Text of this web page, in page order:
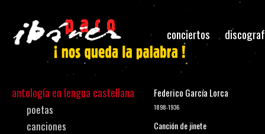
conciertos
Federico García Lorca
1898-1936
Canción de jinete
antología en lengua castellana
poetas
canciones